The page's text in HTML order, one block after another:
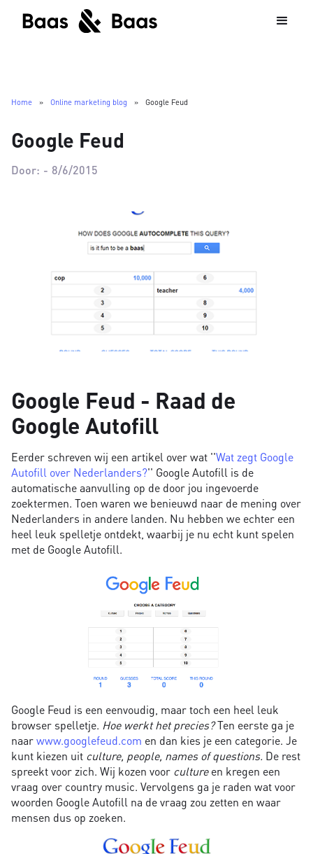
Home » Online marketing blog » Google Feud
Google Feud
Door: - 8/6/2015
Google Feud - Raad de
Google Autofill
Eerder schreven wij een artikel over wat ''Wat zegt Google
Autofill over Nederlanders?'' Google Autofill is de
automatische aanvulling op de door jou ingevoerde
zoektermen. Toen waren we benieuwd naar de mening over
Nederlanders in andere landen. Nu hebben we echter een
heel leuk spelletje ontdekt, waarbij je nu echt kunt spelen
met de Google Autofill.
Google Feud is een eenvoudig, maar toch een heel leuk
browser spelletje. Hoe werkt het precies?Ten eerste ga je
naarwww.googlefeud.com en dan kies je een categorie. Je
kunt kiezen uit culture, people, names of questions. De rest
spreekt voor zich. Wij kozen voor cultureen kregen een
vraag over country music. Vervolgens ga je raden wat voor
woorden Google Autofill na de vraag zou zetten en waar
mensen dus op zoeken.